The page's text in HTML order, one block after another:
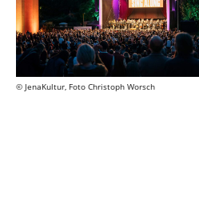
JenaKultur, Foto Christoph Worsch